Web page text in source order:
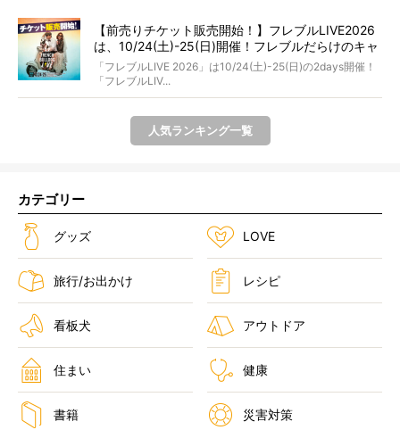
【前売りチケット販売開始！】フレブルLIVE2026
は、10/24(土)-25(日)開催！フレブルだらけのキャ
ンプ・前夜祭・バスプランも新登場!?
「フレブルLIVE 2026」は10/24(土)-25(日)の2days開催！
「フレブルLIV...
人気ランキング一覧
カテゴリー
グッズ LOVE
旅行/お出かけ レシピ
看板犬 アウトドア
住まい 健康
書籍 災害対策